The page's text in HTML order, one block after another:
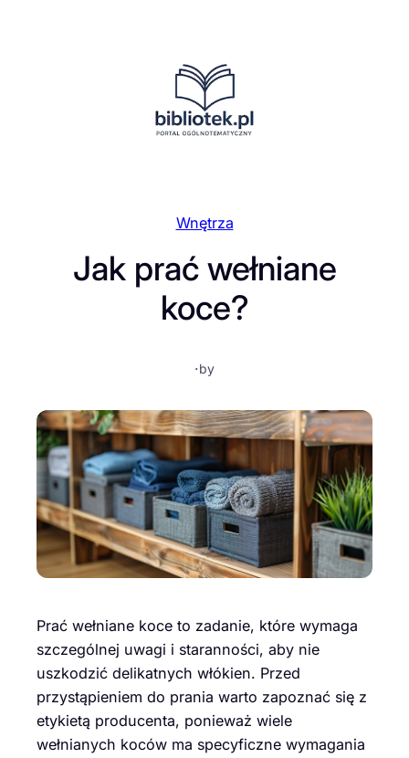
Wnętrza
Jak prać wełniane
koce?
·by
Prać wełniane koce to zadanie, które wymaga
szczególnej uwagi i staranności, aby nie
uszkodzić delikatnych włókien. Przed
przystąpieniem do prania warto zapoznać się z
etykietą producenta, ponieważ wiele
wełnianych koców ma specyficzne wymagania